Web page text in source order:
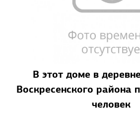
В этот доме в
Воскресенского района
человек